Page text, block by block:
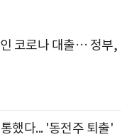
코로나 대출… 정부,
했다... '동전주 퇴출'